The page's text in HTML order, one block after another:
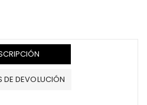
DE DEVOLUCIÓN